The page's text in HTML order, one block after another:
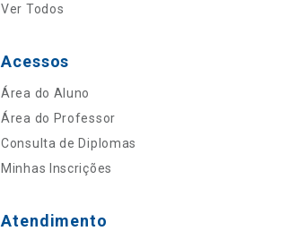
Ver Todos
Acessos
Área do Aluno
Área do Professor
Consulta de Diplomas
Minhas Inscrições
Atendimento